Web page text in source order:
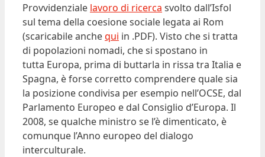
Provvidenziale lavoro di ricerca svolto dall’Isfol
sul tema della coesione sociale legata ai Rom
(scaricabile anchequi in .PDF). Visto che si tratta
di popolazioni nomadi, che si spostano in
tutta Europa, prima di buttarla in rissa tra Italia e
Spagna, è forse corretto comprendere quale sia
la posizione condivisa per esempio nell’OCSE, dal
Parlamento Europeo e dal Consiglio d’Europa. Il
2008, se qualche ministro se l’è dimenticato, è
comunque l’Anno europeo del dialogo
interculturale.